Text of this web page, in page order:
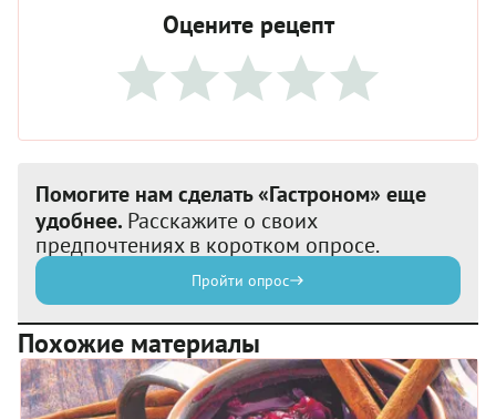
Оцените рецепт
Помогите нам сделать «Гастроном» еще
удобнее. Расскажите о своих
предпочтениях в коротком опросе.
Пройти опрос
Похожие материалы